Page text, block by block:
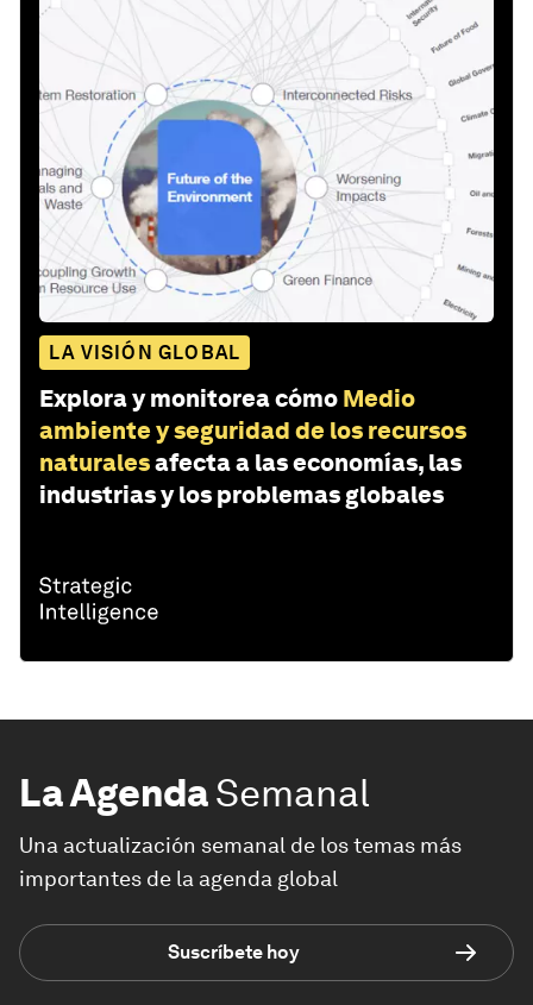
LA VISIÓN GLOBAL
Explora y monitorea cómo Medio
ambiente y seguridad de los recursos
naturalesafecta a las economías, las
industrias y los problemas globales
La AgendaSemanal
Una actualización semanal de los temas más
importantes de la agenda global
Suscríbete hoy